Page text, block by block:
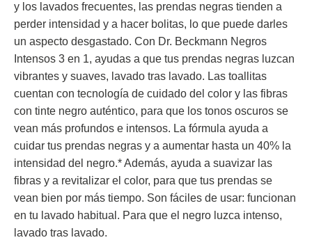
y los lavados frecuentes, las prendas negras tienden a
perder intensidad y a hacer bolitas, lo que puede darles
un aspecto desgastado. Con Dr. Beckmann Negros
Intensos 3 en 1, ayudas a que tus prendas negras luzcan
vibrantes y suaves, lavado tras lavado. Las toallitas
cuentan con tecnología de cuidado del color y las fibras
con tinte negro auténtico, para que los tonos oscuros se
vean más profundos e intensos. La fórmula ayuda a
cuidar tus prendas negras y a aumentar hasta un 40% la
intensidad del negro.* Además, ayuda a suavizar las
fibras y a revitalizar el color, para que tus prendas se
vean bien por más tiempo. Son fáciles de usar: funcionan
en tu lavado habitual. Para que el negro luzca intenso,
lavado tras lavado.